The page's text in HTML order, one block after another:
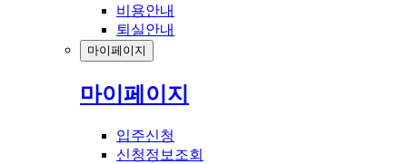
비용안내
퇴실안내
마이페이지
마이페이지
입주신청
신청정보조회